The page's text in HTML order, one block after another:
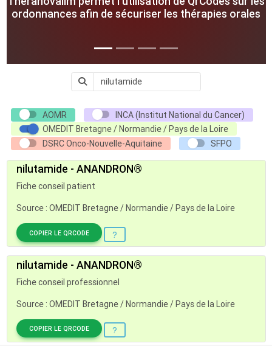
ordonnances afin de sécuriser les thérapies orales
AOMR
INCA (Institut National du Cancer)
OMEDIT Bretagne / Normandie / Pays de la Loire
DSRC Onco-Nouvelle-Aquitaine
SFPO
nilutamide - ANANDRON®
Fiche conseil patient
Source : OMEDIT Bretagne / Normandie / Pays de la Loire
COPIER LE QRCODE
nilutamide - ANANDRON®
Fiche conseil professionnel
Source : OMEDIT Bretagne / Normandie / Pays de la Loire
COPIER LE QRCODE